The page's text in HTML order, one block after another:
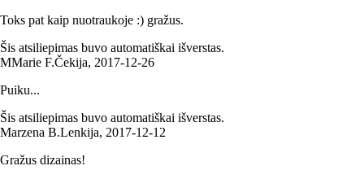
Toks pat kaip nuotraukoje :) gražus.
Šis atsiliepimas buvo automatiškai išverstas.
MMarie F.Čekija, 2017‑12‑26
Puiku...
Šis atsiliepimas buvo automatiškai išverstas.
Marzena B.Lenkija, 2017‑12‑12
Gražus dizainas!